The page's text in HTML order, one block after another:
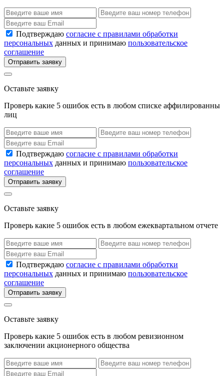
Подтверждаю согласие с правилами обработки
персональных данных и принимаю пользовательское
соглашение
Отправить заявку
Оставьте заявку
Проверь какие 5 ошибок есть в любом списке аффилированны
лиц
Подтверждаю согласие с правилами обработки
персональных данных и принимаю пользовательское
соглашение
Отправить заявку
Оставьте заявку
Проверь какие 5 ошибок есть в любом ежеквартальном отчете
Подтверждаю согласие с правилами обработки
персональных данных и принимаю пользовательское
соглашение
Отправить заявку
Оставьте заявку
Проверь какие 5 ошибок есть в любом ревизионном
заключении акционерного общества